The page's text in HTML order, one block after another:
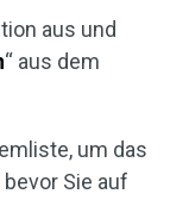
aus und
“ aus dem
um das
Sie auf